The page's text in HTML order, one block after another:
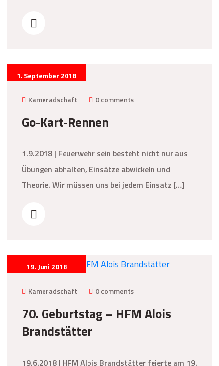
1. September 2018
Kameradschaft 0 comments
Go-Kart-Rennen
1.9.2018 | Feuerwehr sein besteht nicht nur aus
Übungen abhalten, Einsätze abwickeln und
Theorie. Wir müssen uns bei jedem Einsatz […]
19. Juni 2018
Kameradschaft 0 comments
70. Geburtstag – HFM Alois
Brandstätter
19.6.2018 | HFM Alois Brandstätter feierte am 19.